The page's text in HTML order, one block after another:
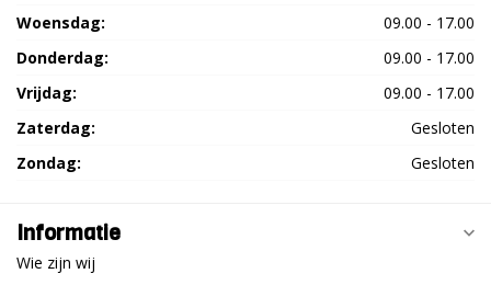
Woensdag:
09.00 - 17.00
Donderdag:
09.00 - 17.00
Vrijdag:
09.00 - 17.00
Zaterdag:
Gesloten
Zondag:
Gesloten
Informatie
Wie zijn wij